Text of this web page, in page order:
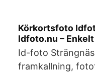
Körkortsfoto
Idfoto.nu – Enkelt
Id-foto
framkallning,